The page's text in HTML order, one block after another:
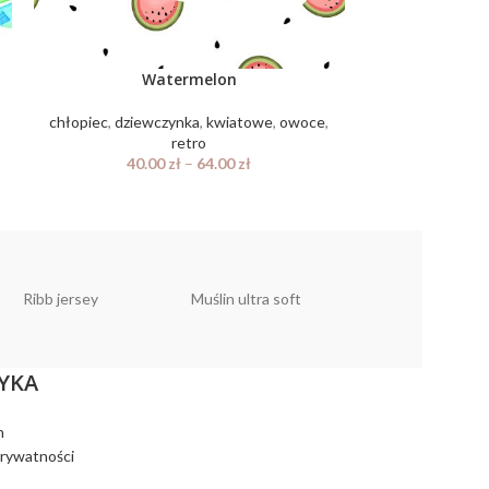
Watermelon
chłopiec,dziewczynka,kwiatowe,owoce,
retro
40.00zł – 64.00zł
Ribb jersey Muślin ultra soft